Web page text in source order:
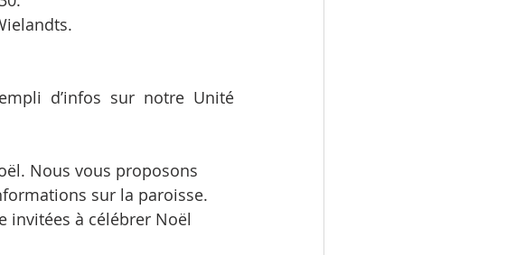
d’infos sur notre Unité
Nous vous proposons
sur la paroisse.
invitées à célébrer Noël